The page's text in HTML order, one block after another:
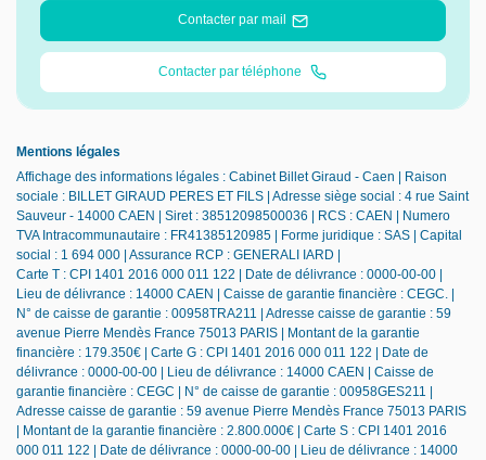
Contacter par mail
Contacter par téléphone
Mentions légales
Affichage des informations légales : Cabinet Billet Giraud - Caen | Raison
sociale : BILLET GIRAUD PERES ET FILS | Adresse siège social : 4 rue Saint
Sauveur - 14000 CAEN | Siret : 38512098500036 | RCS : CAEN | Numero
TVA Intracommunautaire : FR41385120985 | Forme juridique : SAS | Capital
social : 1 694 000 | Assurance RCP : GENERALI IARD |
Carte T : CPI 1401 2016 000 011 122 | Date de délivrance : 0000-00-00 |
Lieu de délivrance : 14000 CAEN | Caisse de garantie financière : CEGC. |
N° de caisse de garantie : 00958TRA211 | Adresse caisse de garantie : 59
avenue Pierre Mendès France 75013 PARIS | Montant de la garantie
financière : 179.350€ | Carte G : CPI 1401 2016 000 011 122 | Date de
délivrance : 0000-00-00 | Lieu de délivrance : 14000 CAEN | Caisse de
garantie financière : CEGC | N° de caisse de garantie : 00958GES211 |
Adresse caisse de garantie : 59 avenue Pierre Mendès France 75013 PARIS
| Montant de la garantie financière : 2.800.000€ | Carte S : CPI 1401 2016
000 011 122 | Date de délivrance : 0000-00-00 | Lieu de délivrance : 14000